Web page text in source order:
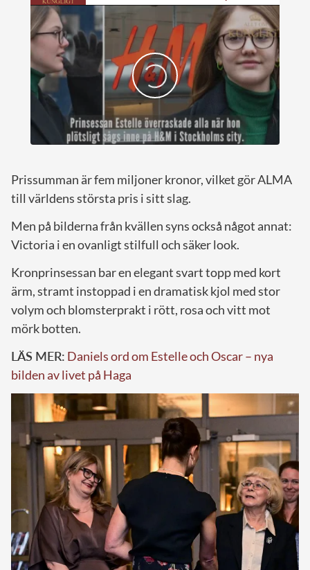
Prissumman är fem miljoner kronor, vilket gör ALMA
till världens största pris i sitt slag.
Men på bilderna från kvällen syns också något annat:
Victoria i en ovanligt stilfull och säker look.
Kronprinsessan bar en elegant svart topp med kort
ärm, stramt instoppad i en dramatisk kjol med stor
volym och blomsterprakt i rött, rosa och vitt mot
mörk botten.
LÄS MER: Daniels ord om Estelle och Oscar – nya
bilden av livet på Haga